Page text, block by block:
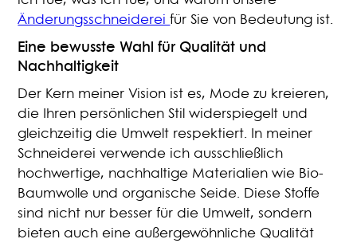
Änderungsschneidereifür Sie von Bedeutung ist.
Eine bewusste Wahl für Qualität und
Nachhaltigkeit
Der Kern meiner Vision ist es, Mode zu kreieren,
die Ihren persönlichen Stil widerspiegelt und
gleichzeitig die Umwelt respektiert. In meiner
Schneiderei verwende ich ausschließlich
hochwertige, nachhaltige Materialien wie Bio-
Baumwolle und organische Seide. Diese Stoffe
sind nicht nur besser für die Umwelt, sondern
bieten auch eine außergewöhnliche Qualität